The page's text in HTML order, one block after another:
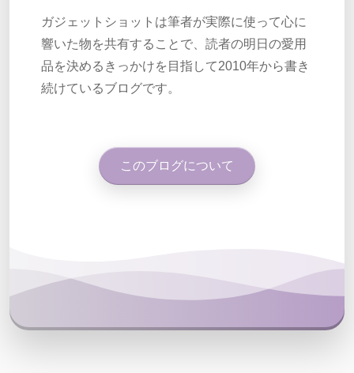
ガジェットショットは筆者が実際に使って心に
響いた物を共有することで、読者の明日の愛用
品を決めるきっかけを目指して2010年から書き
続けているブログです。
このブログについて